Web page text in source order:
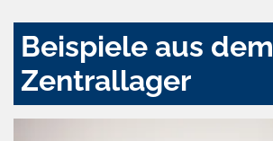
Beispiele aus dem
Zentrallager